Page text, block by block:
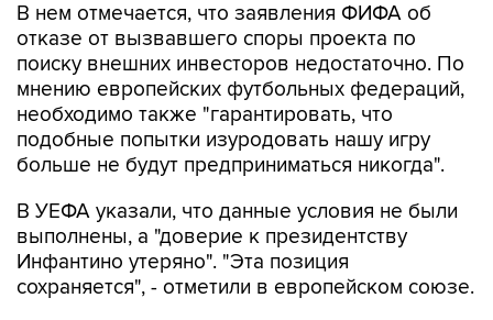
В нем отмечается, что заявления ФИФА об
отказе от вызвавшего споры проекта по
поиску внешних инвесторов недостаточно. По
мнению европейских футбольных федераций,
необходимо также "гарантировать, что
подобные попытки изуродовать нашу игру
больше не будут предприниматься никогда".
В УЕФА указали, что данные условия не были
выполнены, а "доверие к президентству
Инфантино утеряно". "Эта позиция
сохраняется", - отметили в европейском союзе.